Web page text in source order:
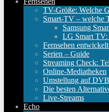
TV-Größe: Welche
Smart-TV – welche
Samsung
LG Smart TV:
Fernsehen
Serien – Guide
Streaming Check:
Online-Mediatheken
Umstellung auf
Die besten
Live-Streams
Echo